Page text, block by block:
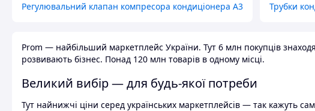
Регулювальний клапан компресора кондиціонера А3 Трубки
Prom — найбільший маркетплейс України. Тут 6 млн покупців
розвивають бізнес. Понад 120 млн товарів в одному місці.
Великий вибір — для будь-якої потреби
Тут найнижчі ціни серед українських маркетплейсів — так кажуть